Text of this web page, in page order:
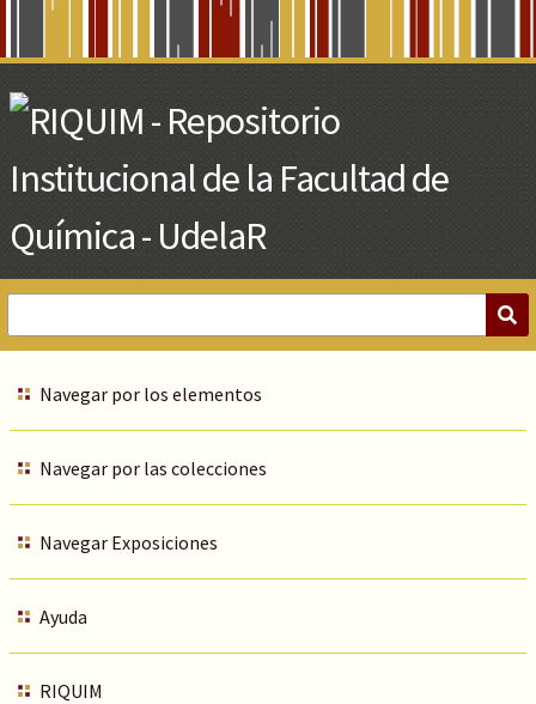
Main
Content
Navegar por los elementos
Navegar por las colecciones
Navegar Exposiciones
Ayuda
RIQUIM